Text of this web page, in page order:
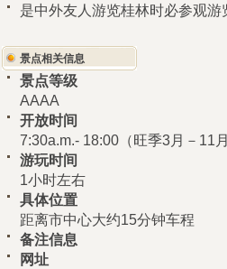
是中外友人游览桂林时必参观游
景点相关信息
景点等级
AAAA
开放时间
7:30a.m.- 18:00（旺季3月－11
游玩时间
1小时左右
具体位置
距离市中心大约15分钟车程
备注信息
网址